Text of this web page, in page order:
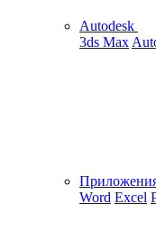
Autodesk
3ds Max
Word Excel